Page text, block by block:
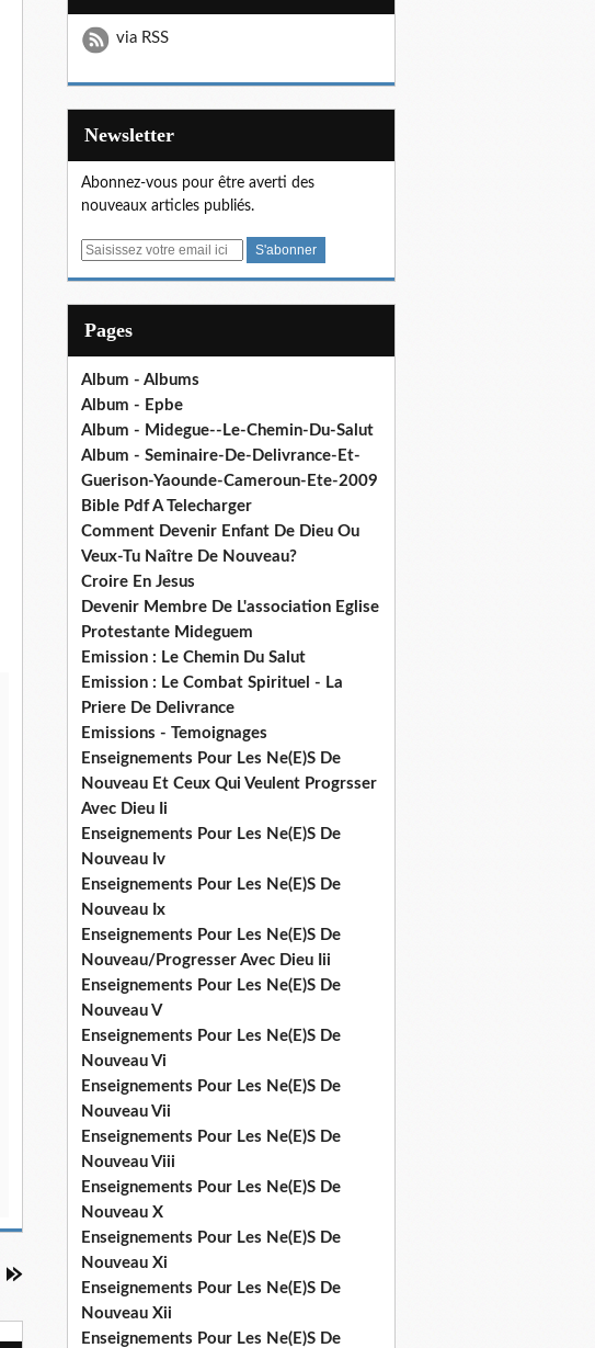
via RSS
Newsletter
Abonnez-vous pour être averti des
nouveaux articles publiés.
E
Pages
Album - Albums
Album - Epbe
Album - Midegue--Le-Chemin-Du-Salut
Album - Seminaire-De-Delivrance-Et-
Guerison-Yaounde-Cameroun-Ete-2009
Bible Pdf A Telecharger
Comment Devenir Enfant De Dieu Ou
Veux-Tu Naître De Nouveau?
Croire En Jesus
Devenir Membre De L'association Eglise
Protestante Mideguem
Emission : Le Chemin Du Salut
Emission : Le Combat Spirituel - La
Priere De Delivrance
Emissions - Temoignages
Enseignements Pour Les Ne(E)S De
Nouveau Et Ceux Qui Veulent Progrsser
Avec Dieu Ii
Enseignements Pour Les Ne(E)S De
Nouveau Iv
Enseignements Pour Les Ne(E)S De
Nouveau Ix
Enseignements Pour Les Ne(E)S De
Nouveau/Progresser Avec Dieu Iii
Enseignements Pour Les Ne(E)S De
Nouveau V
Enseignements Pour Les Ne(E)S De
Nouveau Vi
Enseignements Pour Les Ne(E)S De
Nouveau Vii
Enseignements Pour Les Ne(E)S De
Nouveau Viii
Enseignements Pour Les Ne(E)S De
Nouveau X
Enseignements Pour Les Ne(E)S De
Nouveau Xi
Enseignements Pour Les Ne(E)S De
Nouveau Xii
Enseignements Pour Les Ne(E)S De